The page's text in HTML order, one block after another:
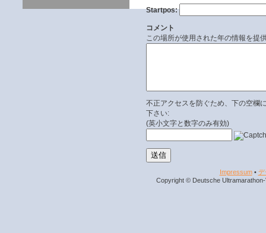
Startpos:
コメント
この場所が使用された年の情報を提
不正アクセスを防ぐため、下の空欄
下さい:
(英小文字と数字のみ有効)
Impressum• デ
Copyright © Deutsche